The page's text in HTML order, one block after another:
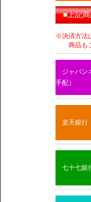
■上記
※決済方法
商品もご
ジャパン
手配）
楽天銀行
七十七銀